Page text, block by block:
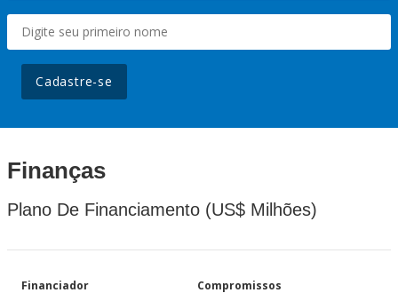
Cadastre-se
Finanças
Plano De Financiamento (US$ Milhões)
Financiador Compromissos